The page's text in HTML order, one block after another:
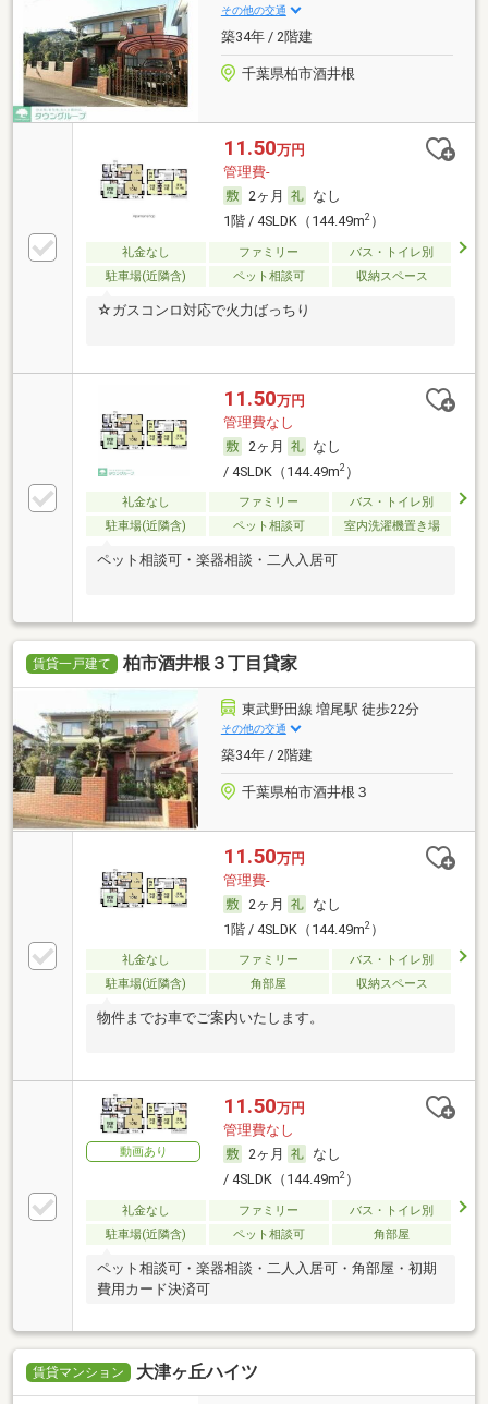
その他の交通
築34年 / 2階建
千葉県柏市酒井根
11.50万円
管理費-
2ヶ月
なし
1階 / 4SLDK（144.49m2）
礼金なし ファミリー
バス・トイレ別
駐車場(近隣含)
ペット相談可 収納スペース
☆ガスコンロ対応で火力ばっちり
11.50万円
管理費なし
2ヶ月
なし
/ 4SLDK（144.49m2）
礼金なし ファミリー
バス・トイレ別
駐車場(近隣含)
ペット相談可 室内洗濯機置き場
ペット相談可・楽器相談・二人入居可
賃貸一戸建て 柏市酒井根３丁目貸家
東武野田線 増尾駅 徒歩22分
その他の交通
築34年 / 2階建
千葉県柏市酒井根３
11.50万円
管理費-
2ヶ月
なし
1階 / 4SLDK（144.49m2）
礼金なし ファミリー
バス・トイレ別
駐車場(近隣含)
角部屋 収納スペース
物件までお車でご案内いたします。
動画あり
11.50万円
管理費なし
2ヶ月
なし
/ 4SLDK（144.49m2）
礼金なし ファミリー
バス・トイレ別
駐車場(近隣含)
ペット相談可 角部屋
ペット相談可・楽器相談・二人入居可・角部屋・初期
費用カード決済可
賃貸マンション 大津ヶ丘ハイツ